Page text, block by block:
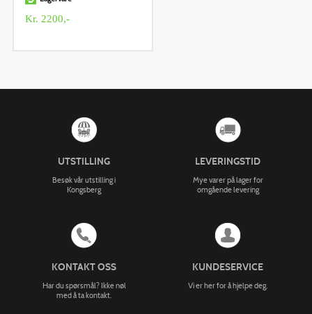
Kr. 2200,-
UTSTILLING
Besøk vår utstilling i
Kongsberg
LEVERINGSTID
Mye varer på lager for
omgående levering
KONTAKT OSS
Har du spørsmål? Ikke nøl
med å ta kontakt.
KUNDESERVICE
Vi er her for å hjelpe deg.